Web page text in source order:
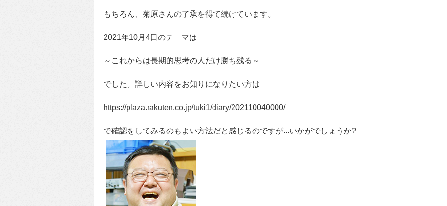
もちろん、菊原さんの了承を得て続けています。
2021年10月4日のテーマは
～これからは長期的思考の人だけ勝ち残る～
でした。詳しい内容をお知りになりたい方は
https://plaza.rakuten.co.jp/tuki1/diary/202110040000/
で確認をしてみるのもよい方法だと感じるのですが...いかがでしょうか?